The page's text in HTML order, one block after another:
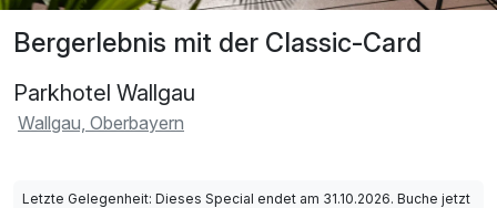
Bergerlebnis mit der Classic-Card
Parkhotel Wallgau
Wallgau, Oberbayern
Letzte Gelegenheit: Dieses Special endet am 31.10.2026. Buche jetzt